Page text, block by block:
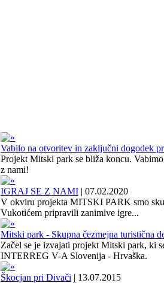
Vabilo na otvoritev in zaključni dogodek
Projekt Mitski park se bliža koncu.
z nami!
IGRAJ SE Z NAMI | 07.02.2020
V okviru projekta MITSKI PARK smo
Vukotićem pripravili zanimive igre...
Mitski park - Skupna čezmejna turistična
Začel se je izvajati projekt Mitski park, ki
INTERREG V-A Slovenija - Hrvaška.
Škocjan pri Divači | 13.07.2015